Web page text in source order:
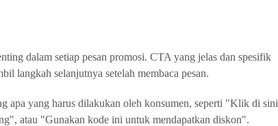
dalam setiap pesan promosi. CTA yang jelas dan spesifik
langkah selanjutnya setelah membaca pesan.
apa yang harus dilakukan oleh konsumen, seperti "Klik di sini
atau "Gunakan kode ini untuk mendapatkan diskon".